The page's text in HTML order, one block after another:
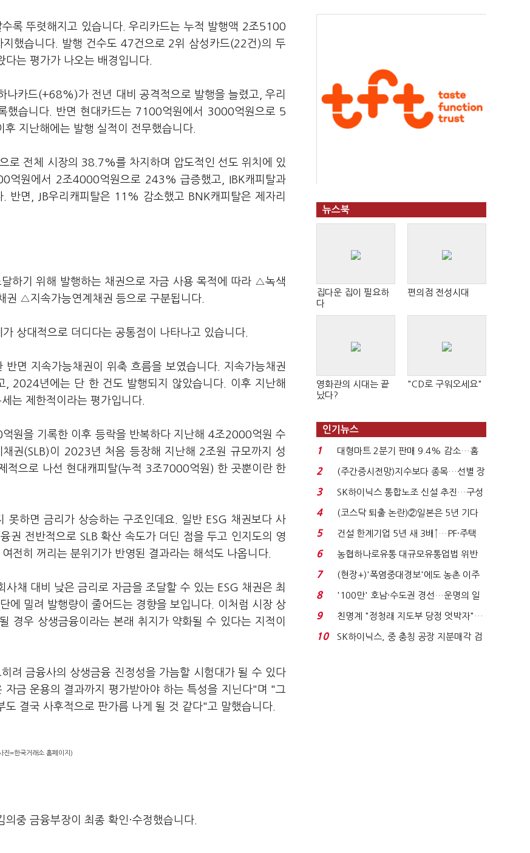
록 뚜렷해지고 있습니다. 우리카드는 누적 발행액 2조5100
했습니다. 발행 건수도 47건으로 2위 삼성카드(22건)의 두
는 평가가 나오는 배경입니다.
카드(+68%)가 전년 대비 공격적으로 발행을 늘렸고, 우리
습니다. 반면 현대카드는 7100억원에서 3000억원으로 5
지난해에는 발행 실적이 전무했습니다.
로 전체 시장의 38.7%를 차지하며 압도적인 선도 위치에 있
억원에서 2조4000억원으로 243% 급증했고, IBK캐피탈과
반면, JB우리캐피탈은 11% 감소했고 BNK캐피탈은 제자리
하기 위해 발행하는 채권으로 자금 사용 목적에 따라 △녹색
△지속가능연계채권 등으로 구분됩니다.
상대적으로 더디다는 공통점이 나타나고 있습니다.
면 지속가능채권이 위축 흐름을 보였습니다. 지속가능채권
2024년에는 단 한 건도 발행되지 않았습니다. 이후 지난해
는 제한적이라는 평가입니다.
원을 기록한 이후 등락을 반복하다 지난해 4조2000억원 수
권(SLB)이 2023년 처음 등장해 지난해 2조원 규모까지 성
적으로 나선 현대캐피탈(누적 3조7000억원) 한 곳뿐이란 한
못하면 금리가 상승하는 구조인데요. 일반 ESG 채권보다 사
권 전반적으로 SLB 확산 속도가 더딘 점을 두고 인지도의 영
전히 꺼리는 분위기가 반영된 결과라는 해석도 나옵니다.
채 대비 낮은 금리로 자금을 조달할 수 있는 ESG 채권은 최
에 밀려 발행량이 줄어드는 경향을 보입니다. 이처럼 시장 상
경우 상생금융이라는 본래 취지가 약화될 수 있다는 지적이
려 금융사의 상생금융 진정성을 가늠할 시험대가 될 수 있다
금 운용의 결과까지 평가받아야 하는 특성을 지닌다"며 "그
결국 사후적으로 판가름 나게 될 것 같다"고 말했습니다.
진=한국거래소 홈페이지)
중 금융부장이 최종 확인·수정했습니다.
뉴스북
집다운 집이 필요하
다
편의점 전성시대
영화관의 시대는 끝
났다?
"CD로 구워오세요"
인기뉴스
1
대형마트 2분기 판매 9.4% 감소…홈
플러스 사태 여파...
2
(주간증시전망)지수보다 종목…선별 장
세 이어진다...
3
SK하이닉스 통합노조 신설 추진…구성
원 간 성과급 불...
4
(코스닥 퇴출 논란)②일본은 5년 기다
려주는데 우리는 ...
5
건설 한계기업 5년 새 3배↑…PF·주택
침체에 재무 ...
6
농협하나로유통 대규모유통업법 위반
적발…공정위, 과...
7
(현장+)'폭염중대경보'에도 농촌 이주
노동자는 강행군…'야...
8
'100만' 호남·수도권 경선…운명의 일
주일
9
친명계 "정청래 지도부 당정 엇박자"…
친청계 "신천지 오...
10
SK하이닉스, 중 충칭 공장 지분매각 검